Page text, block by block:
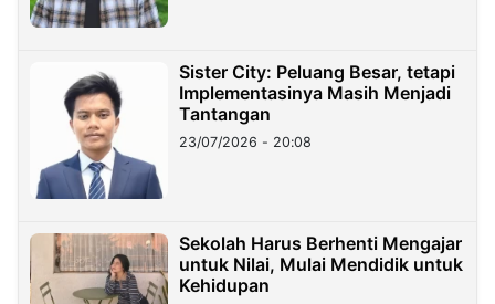
Sister City: Peluang Besar, tetapi
Implementasinya Masih Menjadi
Tantangan
23/07/2026 - 20:08
Sekolah Harus Berhenti Mengajar
untuk Nilai, Mulai Mendidik untuk
Kehidupan